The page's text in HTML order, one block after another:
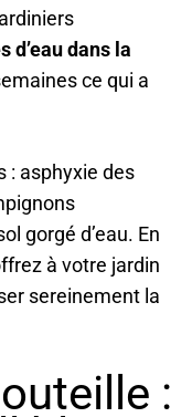
d’eau dans la
ce qui a
: asphyxie des
gorgé d’eau. En
à votre jardin
sereinement la
: